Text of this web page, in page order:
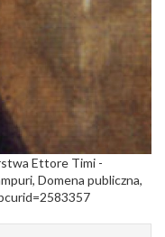
Ettore Timi -
Domena publiczna,